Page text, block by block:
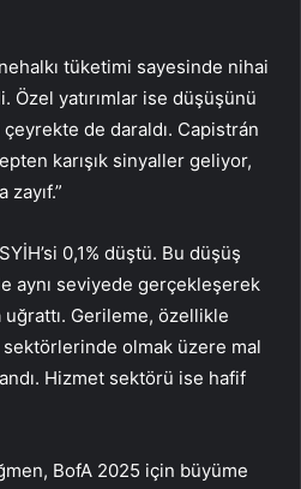
tüketimi sayesinde nihai
yatırımlar ise düşüşünü
de daraldı. Capistrán
karışık sinyaller geliyor,
0,1% düştü. Bu düşüş
aynı seviyede gerçekleşerek
uğrattı. Gerileme, özellikle
olmak üzere mal
Hizmet sektörü ise hafif
BofA 2025 için büyüme